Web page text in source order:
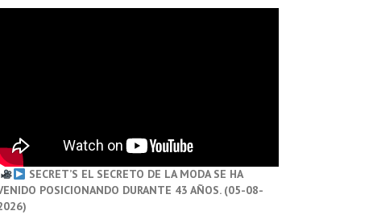
SECRET’S EL SECRETO DE LA MODA SE HA
POSICIONANDO DURANTE 43 AÑOS. (05-08-